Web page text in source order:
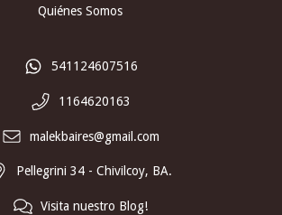
Quiénes Somos
541124607516
1164620163
malekbaires@gmail.com
Pellegrini 34 - Chivilcoy, BA.
Visita nuestro Blog!